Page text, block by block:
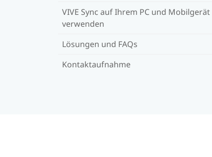
VIVE Sync auf Ihrem PC und Mobilgerät
verwenden
Lösungen und FAQs
Kontaktaufnahme